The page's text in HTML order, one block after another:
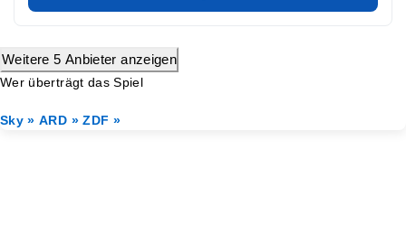
Weitere 5 Anbieter anzeigen
Wer überträgt das Spiel
Sky » ARD » ZDF »